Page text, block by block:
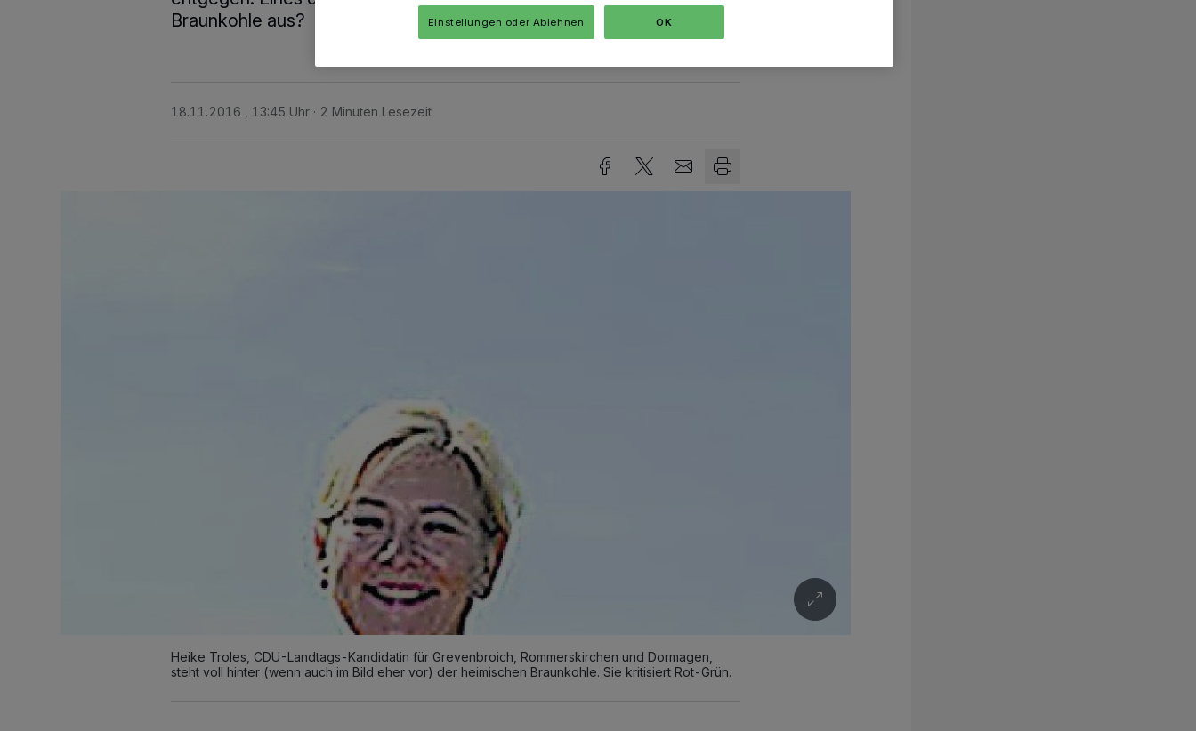
Braunkohle aus?
18.11.2016 , 13:45 Uhr 2 Minuten Lesezeit
Heike Troles, CDU-Landtags-Kandidatin für Grevenbroich, Rommerskirchen und Dormagen,
steht voll hinter (wenn auch im Bild eher vor) der heimischen Braunkohle. Sie kritisiert Rot-Grün.
Einstellungen oder Ablehnen OK